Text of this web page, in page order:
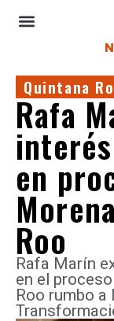
Quintana
Rafa
en
Roo
Rafa Marín
en el
Roo rumbo a